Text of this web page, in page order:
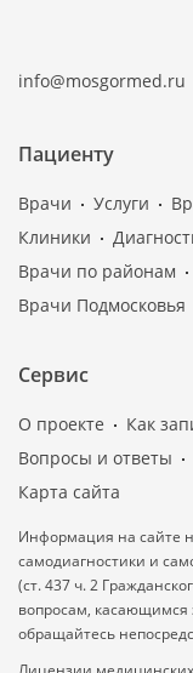
info@mosgormed.ru
Пациенту
Врачи Услуги
Клиники
Врачи по районам
Врачи Подмосковья
Сервис
О проекте Как
Вопросы и ответы
Карта сайта
Информация на сайте
самодиагностики и
(ст. 437 ч. 2
вопросам,
обращайтесь